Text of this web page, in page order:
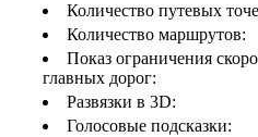
Количество путевых
Количество маршрутов:
Показ ограничения
главных дорог:
Развязки в 3D:
Голосовые подсказки: